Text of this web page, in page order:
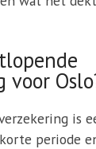
voor
is
periode